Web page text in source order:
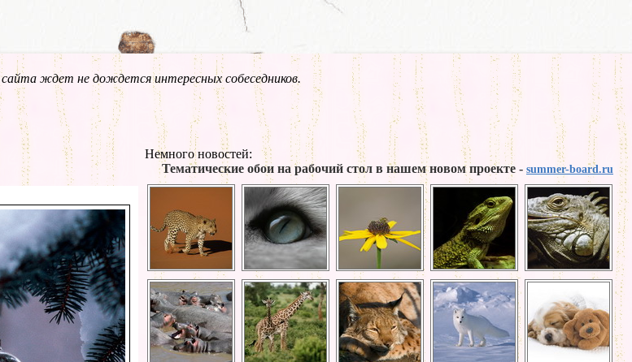
сайта ждет не дождется интересных собеседников.
Немного новостей:
Тематические обои на рабочий стол в нашем новом проекте - summer-board.ru